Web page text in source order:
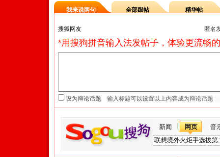
我来说两句 全部跟帖 精华帖
匿名
*用搜狗拼音输入法发帖子，体验更流畅
设为辩论话题
新闻 网页 音